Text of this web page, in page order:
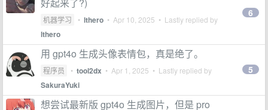
机器学习 • lthero • Apr 10, 2025 • Lastly replied by
lthero
6
用 gpt4o 生成头像表情包，真是绝了。
程序员 • tool2dx • Apr 1, 2025 • Lastly replied by
SakuraYuki
5
想尝试最新版 gpt4o 生成图片，但是 pro